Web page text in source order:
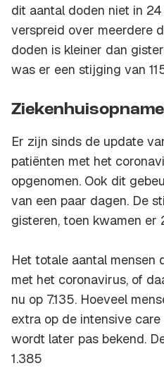
dit aantal doden niet in
verspreid over meerdere
doden is kleiner dan
was er een stijging van
Er zijn sinds de update
patiënten met het
opgenomen. Ook dit
van een paar dagen. De
gisteren, toen kwamen er
Het totale aantal mensen
met het coronavirus, of
nu op 7.135. Hoeveel
extra op de intensive
wordt later pas bekend.
1.385